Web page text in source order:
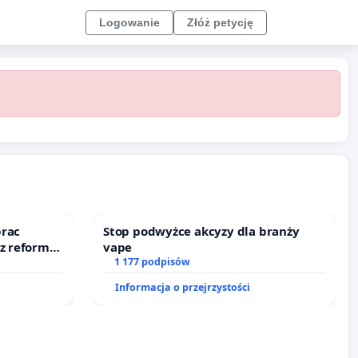
Logowanie Złóż petycję
reformą
Stop podwyżce akcyzy dla branży
vape
1 177 podpisów
Informacja o przejrzystości